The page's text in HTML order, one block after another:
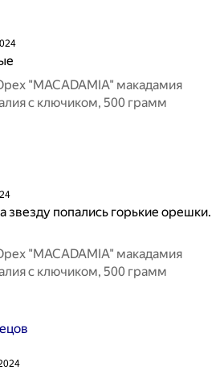
"MACADAMIA" макадамия
с ключиком, 500 грамм
звезду попались горькие орешки.
"MACADAMIA" макадамия
с ключиком, 500 грамм